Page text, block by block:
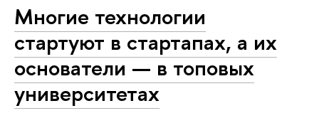
Многие технологии
стартуют в стартапах, а их
основатели — в топовых
университетах